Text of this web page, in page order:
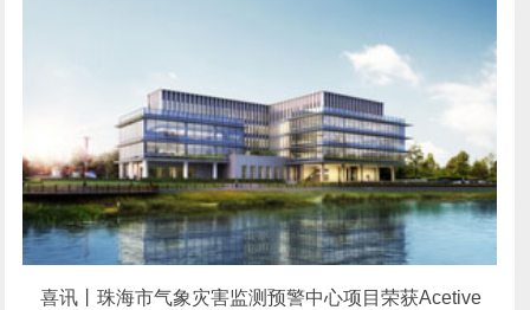
喜讯丨珠海市气象灾害监测预警中心项目荣获Acetive